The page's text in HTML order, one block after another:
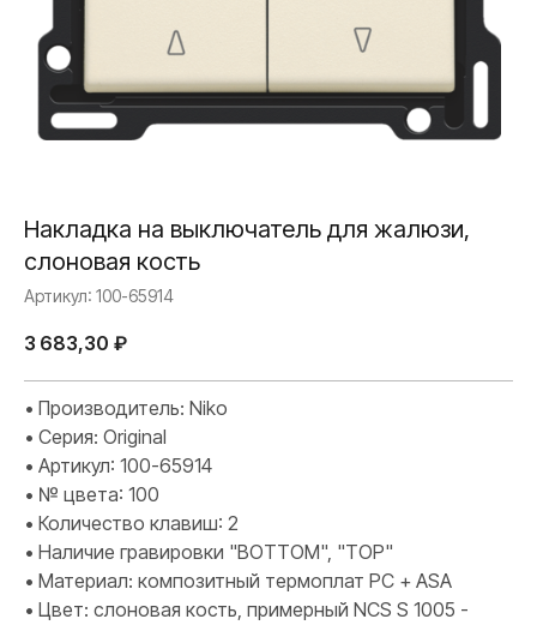
Накладка на выключатель для жалюзи,
слоновая кость
Артикул: 100-65914
3 683,30 ₽
• Производитель: Niko
• Серия: Original
• Артикул: 100-65914
• № цвета: 100
• Количество клавиш: 2
• Наличие гравировки "BOTTOM", "TOP"
• Материал: композитный термоплат PC + ASA
• Цвет: слоновая кость, примерный NCS S 1005 -